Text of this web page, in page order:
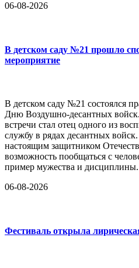
06-08-2026
В детском саду №21 прошло
мероприятие
В детском саду №21 состоялся
Дню Воздушно-десантных
встречи стал отец одного из
службу в рядах десантных
настоящим защитником
возможность пообщаться с
пример мужества и дисциплины.
06-08-2026
Фестиваль открыла